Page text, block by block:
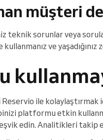
müşteri
teknik sorunlar veya
ve yaşadığınız
ile kolaylaştırmak
platformu etkin
edin. Analitikleri takip